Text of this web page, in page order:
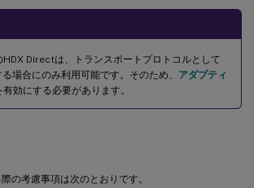
HDX Directは、トランスポートプロトコルとして
る場合にのみ利用可能です。そのため、 アダプティ
有効にする必要があります。
の考慮事項は次のとおりです。